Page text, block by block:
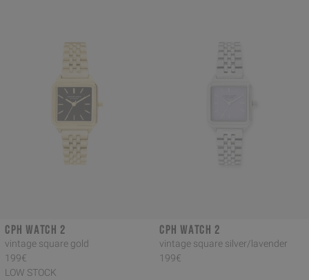
CPH WATCH 2
vintage square gold
199€
LOW STOCK
CPH WATCH 2
vintage square silver/lavender
199€